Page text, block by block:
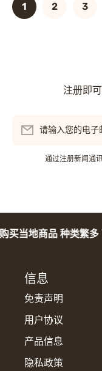
1 2 3
注册即
请输入您的电子
通过注册新闻通
商品 种类繁多 可购
信息
免责声明
用户协议
产品信息
隐私政策